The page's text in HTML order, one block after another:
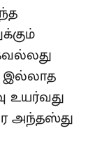
இல்லாத
உயர்வது
அந்தஸ்து